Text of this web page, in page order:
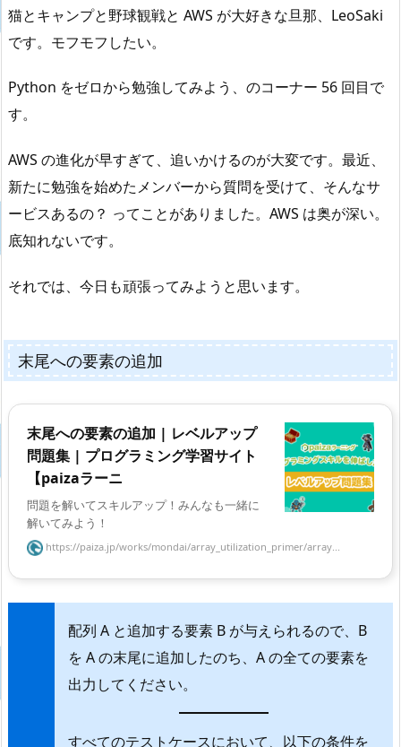
猫とキャンプと野球観戦と AWS が大好きな旦那、LeoSaki
です。モフモフしたい。
Python をゼロから勉強してみよう、のコーナー 56 回目で
す。
AWS の進化が早すぎて、追いかけるのが大変です。最近、
新たに勉強を始めたメンバーから質問を受けて、そんなサ
ービスあるの？ ってことがありました。AWS は奥が深い。
底知れないです。
それでは、今日も頑張ってみようと思います。
末尾への要素の追加
末尾への要素の追加 | レベルアップ
問題集 | プログラミング学習サイト
【paizaラーニ
問題を解いてスキルアップ！みんなも一緒に
解いてみよう！
https://paiza.jp/works/mondai/array_utilization_primer/array...
配列 A と追加する要素 B が与えられるので、B
を A の末尾に追加したのち、A の全ての要素を
出力してください。
すべてのテストケースにおいて、以下の条件を